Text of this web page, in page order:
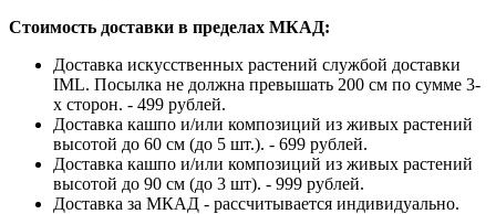
Стоимость доставки в пределах МКАД:
Доставка искусственных растений службой доставки
IML. Посылка не должна превышать 200 см по сумме 3-
х сторон. - 499 рублей.
Доставка кашпо и/или композиций из живых растений
высотой до 60 см (до 5 шт.). - 699 рублей.
Доставка кашпо и/или композиций из живых растений
высотой до 90 см (до 3 шт). - 999 рублей.
Доставка за МКАД - рассчитывается индивидуально.